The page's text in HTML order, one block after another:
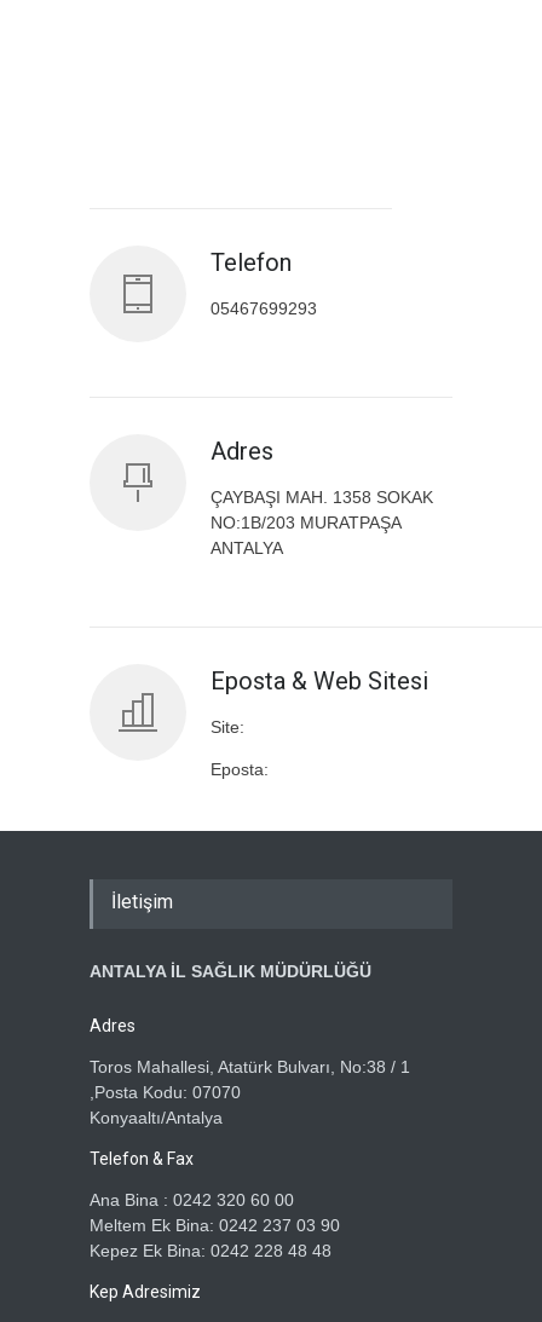
Telefon
05467699293
Adres
ÇAYBAŞI MAH. 1358 SOKAK
NO:1B/203 MURATPAŞA
ANTALYA
Eposta & Web Sitesi
Site:
Eposta:
İletişim
ANTALYA İL SAĞLIK MÜDÜRLÜĞÜ
Adres
Toros Mahallesi, Atatürk Bulvarı, No:38 / 1
,Posta Kodu: 07070
Konyaaltı/Antalya
Telefon & Fax
Ana Bina : 0242 320 60 00
Meltem Ek Bina: 0242 237 03 90
Kepez Ek Bina: 0242 228 48 48
Kep Adresimiz